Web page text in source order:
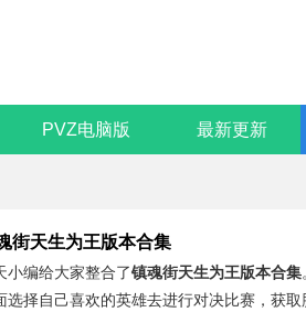
PVZ电脑版 最新更新
街天生为王版本合集
小编给大家整合了镇魂街天生为王版本合集
选择自己喜欢的英雄去进行对决比赛，获取